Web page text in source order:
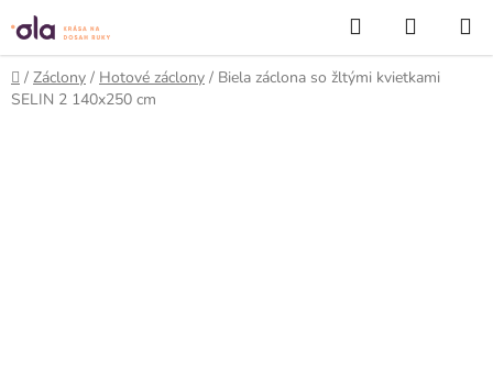
Prejsť
na
obsah
Hľadať
KOŠÍK
Domov
/ Záclony / Hotové záclony / Biela záclona so žltými kvietkami
SELIN 2 140x250 cm